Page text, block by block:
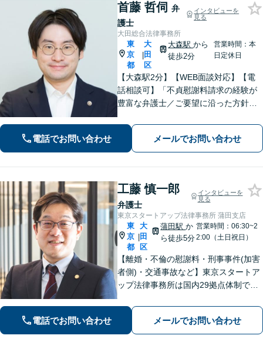
首藤 哲伺 弁
護士
インタビューを
見る
大田総合法律事務所
東
京
都
|
大
田
区
大森駅から
徒歩2分
営業時間：本
日定休日
【大森駅2分】【WEB面談対応】【電
話相談可】「不貞慰謝料請求の経験が
豊富な弁護士／ご要望に沿った方針を
対応：遺産分割協議・調停から遺留分
侵害請求や相続放棄の手続きまで丁寧
にサポートいたします」【完全個室対
応】
電話でお問い合わせ メールでお問い合わせ
工藤 慎一郎
弁護士
インタビューを
見る
東京スタートアップ法律事務所 蒲田支店
東
京
都
|
大
田
区
蒲田駅か
ら徒歩5分
営業時間：06:30~2
2:00（土日祝日）
【離婚・不倫の慰謝料・刑事事件(加害
者側)・交通事故など】東京スタートア
ップ法律事務所は国内29拠点体制で全
対応(法律相談は完全予約制)】各分野で
専門性の高い弁護士が寄り添い解決を
サポートします。
電話でお問い合わせ メールでお問い合わせ